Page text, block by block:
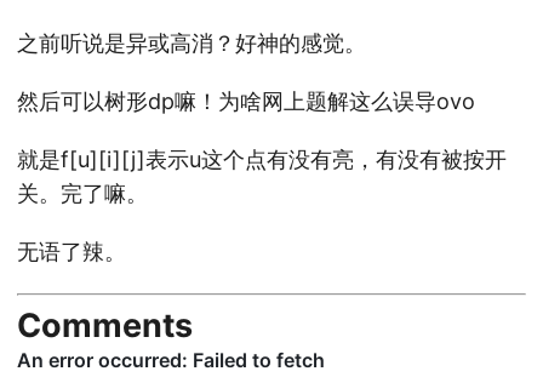
之前听说是异或高消？好神的感觉。
然后可以树形dp嘛！为啥网上题解这么误导ovo
就是f[u][i][j]表示u这个点有没有亮，有没有被按开
关。完了嘛。
无语了辣。
Comments